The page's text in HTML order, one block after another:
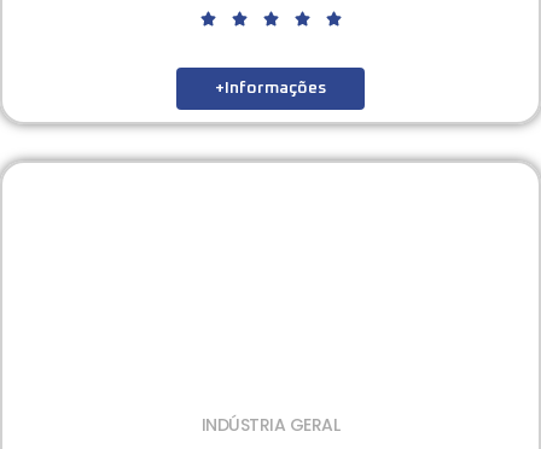
+Informações
INDÚSTRIA GERAL